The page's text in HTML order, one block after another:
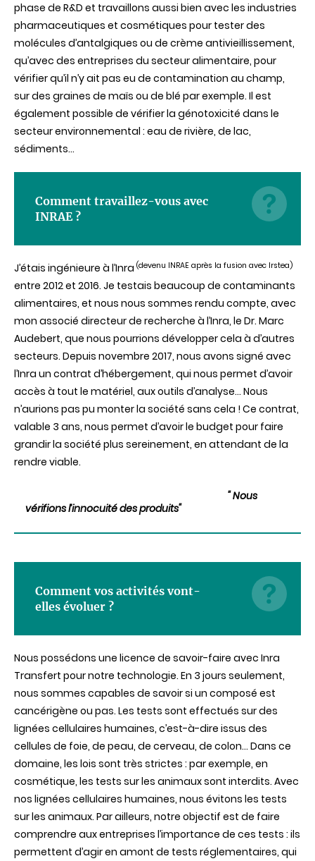
phase de R&D et travaillons aussi bien avec les industries
pharmaceutiques et cosmétiques pour tester des
molécules d’antalgiques ou de crème antivieillissement,
qu’avec des entreprises du secteur alimentaire, pour
vérifier qu’il n’y ait pas eu de contamination au champ,
sur des graines de maïs ou de blé par exemple. Il est
également possible de vérifier la génotoxicité dans le
secteur environnemental : eau de rivière, de lac,
sédiments…
Comment travaillez-vous avec
INRAE ?
J’étais ingénieure à l’Inra (devenu INRAE après la fusion avec Irstea)
entre 2012 et 2016. Je testais beaucoup de contaminants
alimentaires, et nous nous sommes rendu compte, avec
mon associé directeur de recherche à l’Inra, le Dr. Marc
Audebert, que nous pourrions développer cela à d’autres
secteurs. Depuis novembre 2017, nous avons signé avec
l’Inra un contrat d’hébergement, qui nous permet d’avoir
accès à tout le matériel, aux outils d’analyse… Nous
n’aurions pas pu monter la société sans cela ! Ce contrat,
valable 3 ans, nous permet d’avoir le budget pour faire
grandir la société plus sereinement, en attendant de la
rendre viable.
" Nous
vérifions l’innocuité des produits"
Comment vos activités vont-
elles évoluer ?
Nous possédons une licence de savoir-faire avec Inra
Transfert pour notre technologie. En 3 jours seulement,
nous sommes capables de savoir si un composé est
cancérigène ou pas. Les tests sont effectués sur des
lignées cellulaires humaines, c’est-à-dire issus des
cellules de foie, de peau, de cerveau, de colon… Dans ce
domaine, les lois sont très strictes : par exemple, en
cosmétique, les tests sur les animaux sont interdits. Avec
nos lignées cellulaires humaines, nous évitons les tests
sur les animaux. Par ailleurs, notre objectif est de faire
comprendre aux entreprises l’importance de ces tests : ils
permettent d’agir en amont de tests réglementaires, qui